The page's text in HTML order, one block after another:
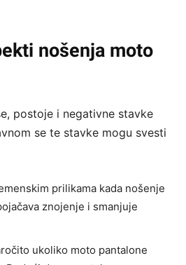
nošenja moto
postoje i negativne stavke
se te stavke mogu svesti
prilikama kada nošenje
znojenje i smanjuje
ukoliko moto pantalone